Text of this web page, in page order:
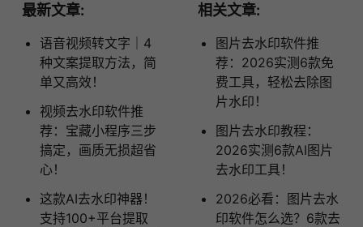
最新文章:
语音视频转文字｜4
种文案提取方法，简
单又高效！
视频去水印软件推
荐：宝藏小程序三步
搞定，画质无损超省
心！
这款AI去水印神器！
支持100+平台提取
相关文章:
图片去水印软件推
荐：2026实测6款免
费工具，轻松去除图
片水印！
图片去水印教程：
2026实测6款AI图片
去水印工具！
2026必看：图片去水
印软件怎么选？6款去